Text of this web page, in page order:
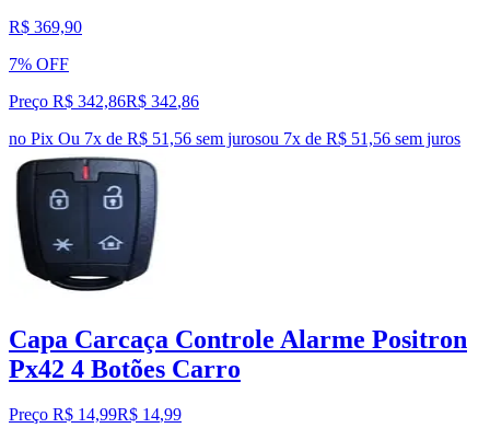
R$ 369,90
7% OFF
Preço R$ 342,86R$ 342,86
no Pix Ou 7x de R$ 51,56 sem jurosou 7x de R$ 51,56 sem juros
Capa Carcaça Controle Alarme Positron
Px42 4 Botões Carro
Preço R$ 14,99R$ 14,99